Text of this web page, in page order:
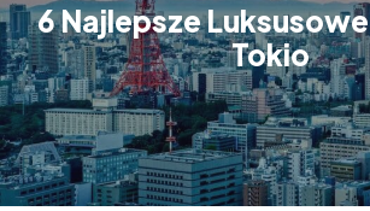
6 Najlepsze
Tokio